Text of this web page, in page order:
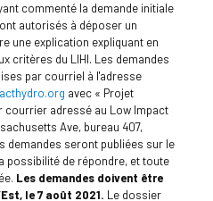
commenté la demande initiale
autorisés à déposer un
une explication expliquant en
critères du LIHI. Les demandes
par courriel à l'adresse
avec « Projet
courrier adressé au Low Impact
Ave, bureau 407,
demandes seront publiées sur le
possibilité de répondre, et toute
Les demandes doivent être
le 7 août 2021. Le dossier